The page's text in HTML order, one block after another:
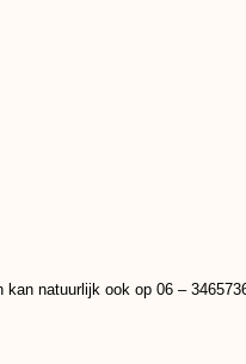
natuurlijk ook op 06 –